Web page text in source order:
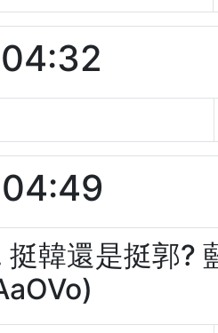
韓還是挺郭?